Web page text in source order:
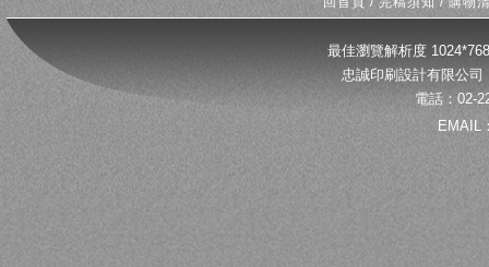
最佳瀏覽解析度
忠誠印刷設計有限公
電話：02-
EMAIL